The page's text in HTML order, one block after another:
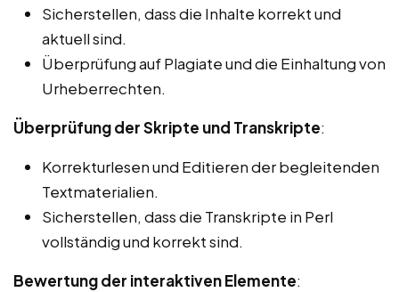
Sicherstellen, dass die Inhalte korrekt und
aktuell sind.
Überprüfung auf Plagiate und die Einhaltung von
Urheberrechten.
Überprüfung der Skripte und Transkripte:
Korrekturlesen und Editieren der begleitenden
Textmaterialien.
Sicherstellen, dass die Transkripte in Perl
vollständig und korrekt sind.
Bewertung der interaktiven Elemente: